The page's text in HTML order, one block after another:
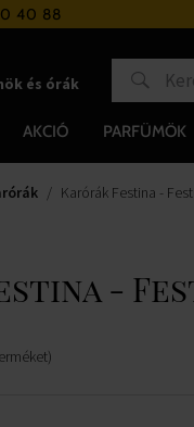
40 88
Hűségrendszer
és órák
AKCIÓ
PARFÜMÖK
Karórák Festina -
-
)